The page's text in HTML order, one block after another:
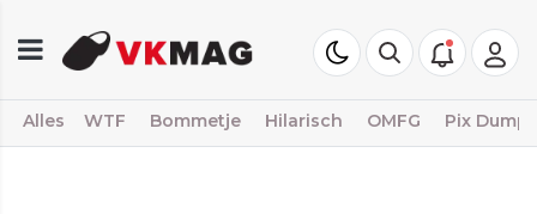
Alles WTF Bommetje Hilarisch OMFG Pix Dump